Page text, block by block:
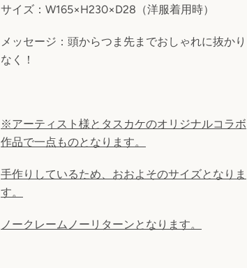
す
る
サイズ：W165×H230×D28（洋服着用時）
メッセージ：頭からつま先までおしゃれに抜かり
なく！
※アーティスト様とタスカケのオリジナルコラボ
作品で一点ものとなります。
手作りしているため、おおよそのサイズとなりま
す。
ノークレームノーリターンとなります。